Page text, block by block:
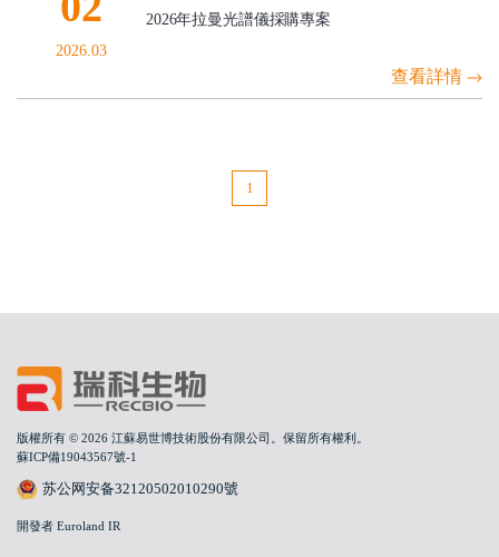
2026.03
2026年拉曼光譜儀採購專案
查看詳情
1
版權所有 © 2026 江蘇易世博技術股份有限公司。保留所有權利。
蘇ICP備19043567號-1
苏公网安备32120502010290號
開發者 Euroland IR